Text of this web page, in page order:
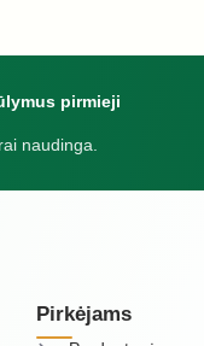
pirmieji
naudinga.
Pirkėjams